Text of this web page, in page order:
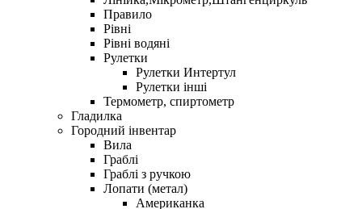
Правило
Рівні
Рівні водяні
Рулетки
Рулетки Интертул
Рулетки інші
Термометр, спиртометр
Гладилка
Городний інвентар
Вила
Граблі
Граблі з ручкою
Лопати (метал)
Американка